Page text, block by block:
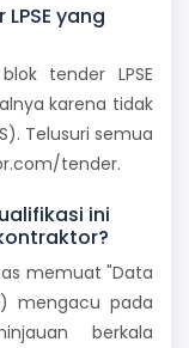
yang
tender LPSE
karena tidak
Telusuri semua
tender.
ini
memuat "Data
mengacu pada
berkala